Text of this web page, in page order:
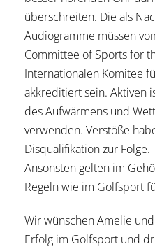
überschreiten. Die als
Audiogramme müssen
Committee of Sports for
Internationalen Komitee
akkreditiert sein. Aktiven
des Aufwärmens und
verwenden. Verstöße
Disqualifikation zur Folge.
Ansonsten gelten im
Regeln wie im Golfsport
Wir wünschen Amelie
Erfolg im Golfsport und